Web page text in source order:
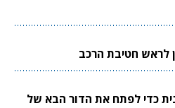
לראש חטיבת הרכב
כדי לפתח את הדור הבא של